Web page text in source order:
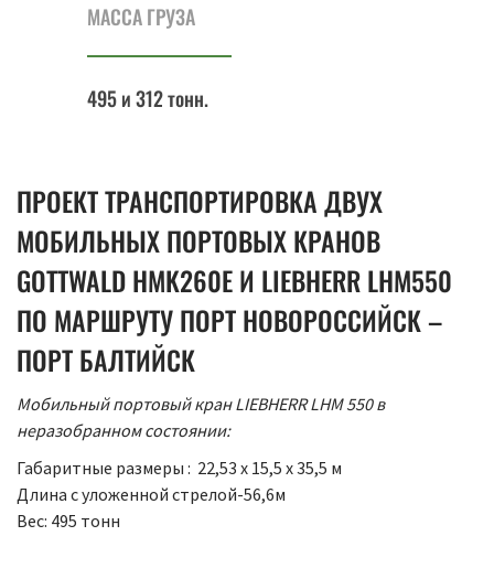
МАССА ГРУЗА
495 и 312 тонн.
ПРОЕКТ ТРАНСПОРТИРОВКА ДВУХ
МОБИЛЬНЫХ ПОРТОВЫХ КРАНОВ
GOTTWALD HMK260E И LIEBHERR LHM550
ПО МАРШРУТУ ПОРТ НОВОРОССИЙСК –
ПОРТ БАЛТИЙСК
Мобильный портовый кран LIEBHERR LHM 550 в
неразобранном состоянии:
Габаритные размеры : 22,53 х 15,5 х 35,5 м
Длина с уложенной стрелой-56,6м
Вес: 495 тонн